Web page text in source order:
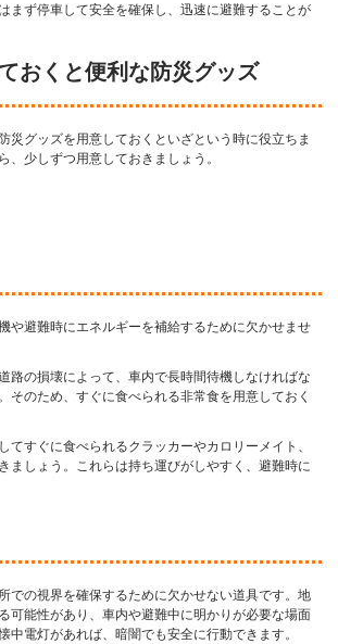
まず停車して安全を確保し、迅速に避難することが
おくと便利な防災グッズ
災グッズを用意しておくといざという時に役立ちま
、少しずつ用意しておきましょう。
や避難時にエネルギーを補給するために欠かせませ
路の損壊によって、車内で長時間待機しなければな
そのため、すぐに食べられる非常食を用意しておく
てすぐに食べられるクラッカーやカロリーメイト、
ましょう。これらは持ち運びがしやすく、避難時に
での視界を確保するために欠かせない道具です。地
可能性があり、車内や避難中に明かりが必要な場面
中電灯があれば、暗闇でも安全に行動できます。